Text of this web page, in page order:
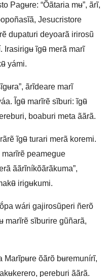
Pagʉre: “Õãtaria mʉ”, ãrĩ,
Jesucristore
dupaturi deyoarã irirosũ
Irasirigʉ ĩgʉ̃ merã marĩ
yámi.
ãrĩdeare marĩ
Ĩgʉ̃ marĩrẽ sĩburi: ĩgʉ̃
boaburi meta ããrã.
ĩgʉ̃ turari merã koremi.
marĩrẽ peamegue
ããrĩníkõãrãkuma”,
irigʉkumi.
wári gajirosũperi ñerõ
marĩrẽ sĩburire gũñarã,
Marĩpʉre õãrõ bʉremunírĩ,
pereburi ããrã.